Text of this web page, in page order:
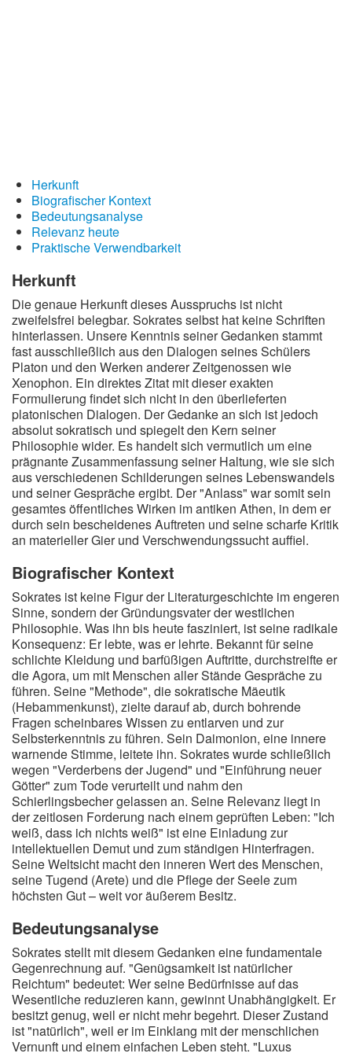
Sprichwörter
Deutsche Sprichwörter
Englische Sprichwörter
Lateinische Sprichwörter
Herkunft
Biografischer Kontext
Bedeutungsanalyse
Relevanz heute
Praktische Verwendbarkeit
Herkunft
Die genaue Herkunft dieses Ausspruchs ist nicht
zweifelsfrei belegbar. Sokrates selbst hat keine Schriften
hinterlassen. Unsere Kenntnis seiner Gedanken stammt
fast ausschließlich aus den Dialogen seines Schülers
Platon und den Werken anderer Zeitgenossen wie
Xenophon. Ein direktes Zitat mit dieser exakten
Formulierung findet sich nicht in den überlieferten
platonischen Dialogen. Der Gedanke an sich ist jedoch
absolut sokratisch und spiegelt den Kern seiner
Philosophie wider. Es handelt sich vermutlich um eine
prägnante Zusammenfassung seiner Haltung, wie sie sich
aus verschiedenen Schilderungen seines Lebenswandels
und seiner Gespräche ergibt. Der "Anlass" war somit sein
gesamtes öffentliches Wirken im antiken Athen, in dem er
durch sein bescheidenes Auftreten und seine scharfe Kritik
an materieller Gier und Verschwendungssucht auffiel.
Biografischer Kontext
Sokrates ist keine Figur der Literaturgeschichte im engeren
Sinne, sondern der Gründungsvater der westlichen
Philosophie. Was ihn bis heute fasziniert, ist seine radikale
Konsequenz: Er lebte, was er lehrte. Bekannt für seine
schlichte Kleidung und barfüßigen Auftritte, durchstreifte er
die Agora, um mit Menschen aller Stände Gespräche zu
führen. Seine "Methode", die sokratische Mäeutik
(Hebammenkunst), zielte darauf ab, durch bohrende
Fragen scheinbares Wissen zu entlarven und zur
Selbsterkenntnis zu führen. Sein Daimonion, eine innere
warnende Stimme, leitete ihn. Sokrates wurde schließlich
wegen "Verderbens der Jugend" und "Einführung neuer
Götter" zum Tode verurteilt und nahm den
Schierlingsbecher gelassen an. Seine Relevanz liegt in
der zeitlosen Forderung nach einem geprüften Leben: "Ich
weiß, dass ich nichts weiß" ist eine Einladung zur
intellektuellen Demut und zum ständigen Hinterfragen.
Seine Weltsicht macht den inneren Wert des Menschen,
seine Tugend (Arete) und die Pflege der Seele zum
höchsten Gut – weit vor äußerem Besitz.
Bedeutungsanalyse
Sokrates stellt mit diesem Gedanken eine fundamentale
Gegenrechnung auf. "Genügsamkeit ist natürlicher
Reichtum" bedeutet: Wer seine Bedürfnisse auf das
Wesentliche reduzieren kann, gewinnt Unabhängigkeit. Er
besitzt genug, weil er nicht mehr begehrt. Dieser Zustand
ist "natürlich", weil er im Einklang mit der menschlichen
Vernunft und einem einfachen Leben steht. "Luxus